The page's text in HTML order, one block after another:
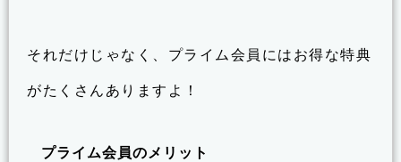
それだけじゃなく、プライム会員にはお得な特典
がたくさんありますよ！
プライム会員のメリット